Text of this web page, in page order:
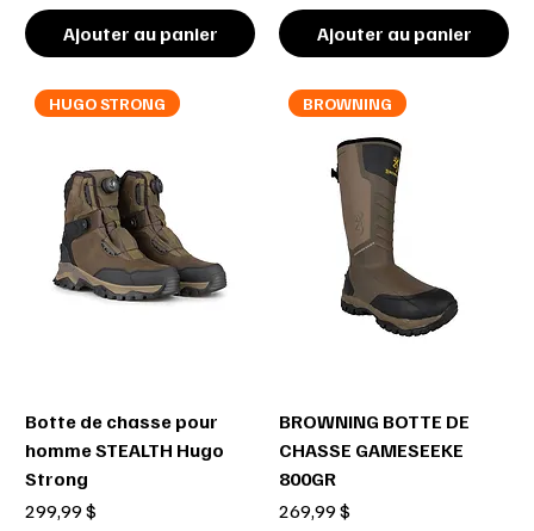
Ajouter au panier Ajouter au panier
HUGO STRONG
Botte de chasse pour
homme STEALTH Hugo
Strong
Prix
299,99 $
BROWNING
BROWNING BOTTE DE
CHASSE GAMESEEKE
800GR
Prix
269,99 $